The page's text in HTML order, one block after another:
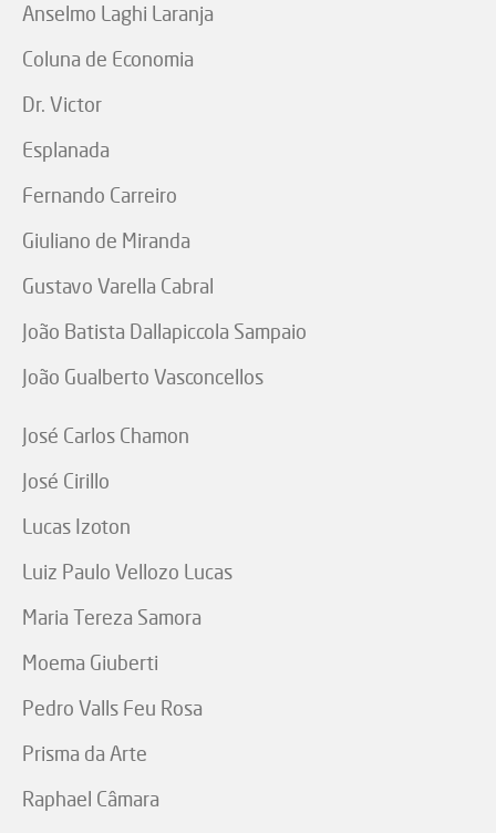
Anselmo Laghi Laranja
Coluna de Economia
Dr. Victor
Esplanada
Fernando Carreiro
Giuliano de Miranda
Gustavo Varella Cabral
João Batista Dallapiccola Sampaio
João Gualberto Vasconcellos
José Carlos Chamon
José Cirillo
Lucas Izoton
Luiz Paulo Vellozo Lucas
Maria Tereza Samora
Moema Giuberti
Pedro Valls Feu Rosa
Prisma da Arte
Raphael Câmara